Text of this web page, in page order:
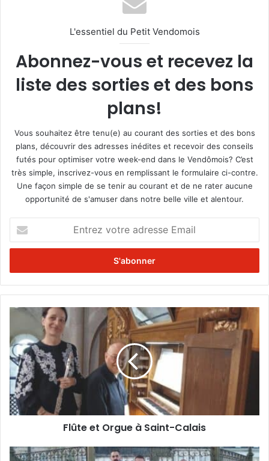
L'essentiel du Petit Vendomois
Abonnez-vous et recevez la
liste des sorties et des bons
plans!
Vous souhaitez être tenu(e) au courant des sorties et des bons
plans, découvrir des adresses inédites et recevoir des conseils
futés pour optimiser votre week-end dans le Vendômois? C’est
très simple, inscrivez-vous en remplissant le formulaire ci-contre.
Une façon simple de se tenir au courant et de ne rater aucune
opportunité de s'amuser dans notre belle ville et alentour.
t
e
z
o
r
e
a
d
r
e
s
E
û
t
e
e
O
r
e
Flûte et Orgue à Saint-Calais
D